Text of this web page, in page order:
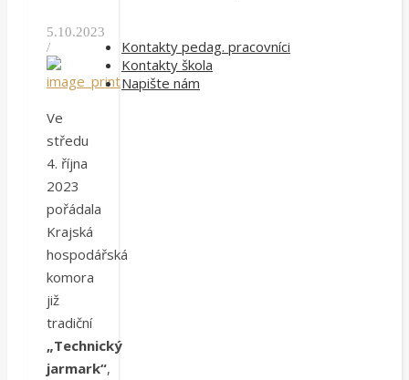
5.10.2023
/
Ve
středu
4. října
2023
pořádala
Krajská
hospodářská
komora
již
tradiční
„Technický
jarmark“,
Kontakty pedag. pracovníci
Kontakty škola
Napište nám